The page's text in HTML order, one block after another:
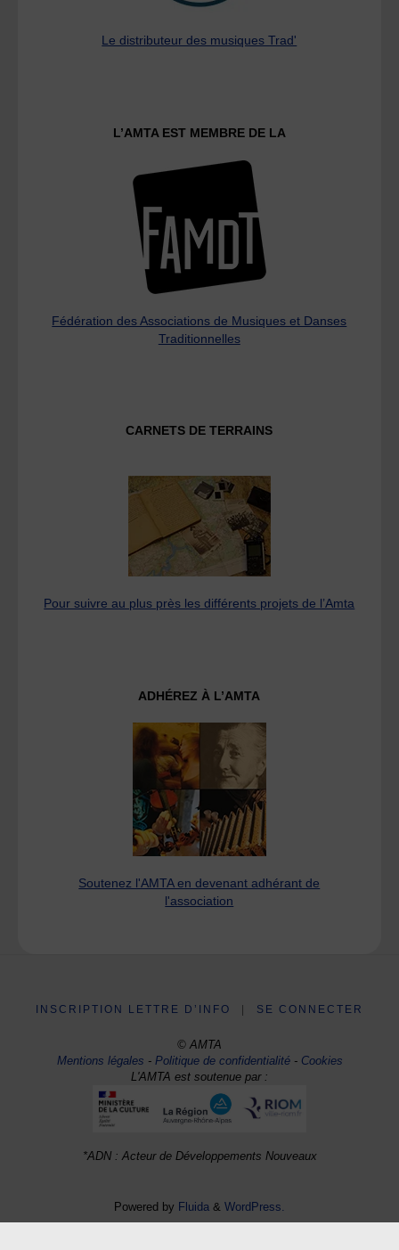
Le distributeur des musiques Trad'
L’AMTA EST MEMBRE DE LA
Fédération des Associations de Musiques et Danses
Traditionnelles
CARNETS DE TERRAINS
Pour suivre au plus près les différents projets de l’Amta
ADHÉREZ À L’AMTA
Soutenez l'AMTA en devenant adhérant de
l'association
INSCRIPTION LETTRE D’INFO SE CONNECTER
© AMTA
Mentions légales -Politique de confidentialité- Cookies
L'AMTA est soutenue par :
*ADN : Acteur de Développements Nouveaux
Powered by Fluida & WordPress.